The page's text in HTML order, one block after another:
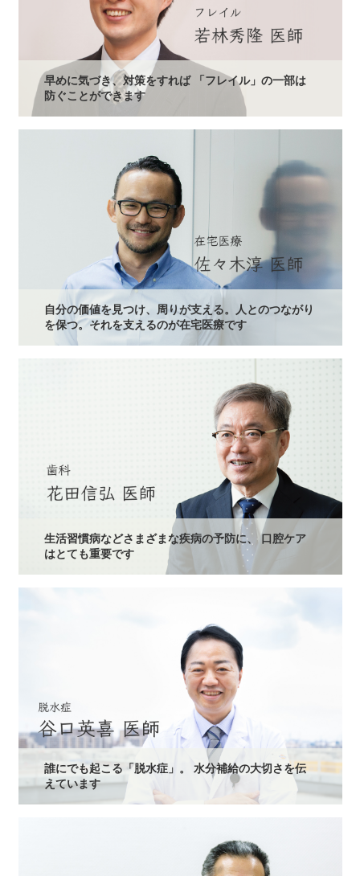
早めに気づき、対策をすれば 「フレイル」の一部は
防ぐことができます
自分の価値を見つけ、周りが支える。人とのつながり
を保つ。それを支えるのが在宅医療です
生活習慣病などさまざまな疾病の予防に、 口腔ケア
はとても重要です
誰にでも起こる「脱水症」。 水分補給の大切さを伝
えています